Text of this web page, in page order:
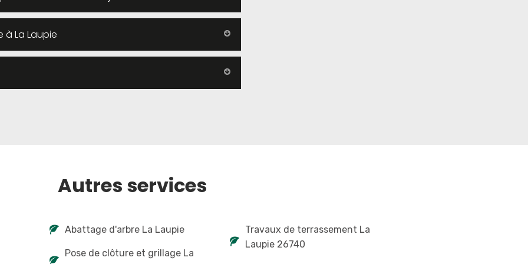
La Laupie
Autres services
Abattage d'arbre La Laupie
Pose de clôture et grillage La
Travaux de terrassement La
Laupie 26740